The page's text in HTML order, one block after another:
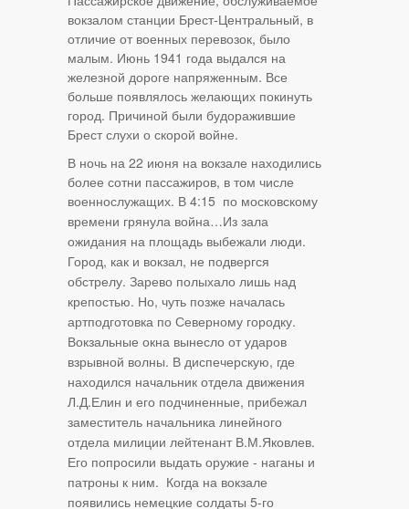
вокзалом станции Брест-Центральный, в
отличие от военных перевозок, было
малым. Июнь 1941 года выдался на
железной дороге напряженным. Все
больше появлялось желающих покинуть
город. Причиной были будоражившие
Брест слухи о скорой войне.
В ночь на 22 июня на вокзале находились
более сотни пассажиров, в том числе
военнослужащих. В 4:15 по московскому
времени грянула война…Из зала
ожидания на площадь выбежали люди.
Город, как и вокзал, не подвергся
обстрелу. Зарево полыхало лишь над
крепостью. Но, чуть позже началась
артподготовка по Северному городку.
Вокзальные окна вынесло от ударов
взрывной волны. В диспечерскую, где
находился начальник отдела движения
Л.Д.Елин и его подчиненные, прибежал
заместитель начальника линейного
отдела милиции лейтенант В.М.Яковлев.
Его попросили выдать оружие - наганы и
патроны к ним. Когда на вокзале
появились немецкие солдаты 5-го